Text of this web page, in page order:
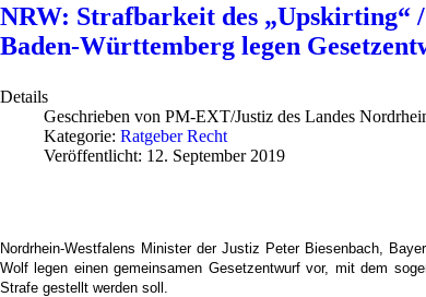
NRW: Strafbarkeit des „Upskirting“
Baden-Württemberg legen
Details
Geschrieben von PM-EXT/Justiz des Landes
Kategorie: Ratgeber Recht
Veröffentlicht: 12. September 2019
Nordrhein-Westfalens Minister der Justiz Peter Biesenbach,
Wolf legen einen gemeinsamen Gesetzentwurf vor, mit dem
Strafe gestellt werden soll.